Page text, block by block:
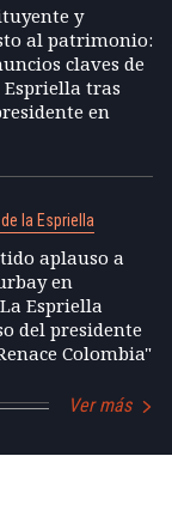
y
al patrimonio:
claves de
Espriella tras
en
la Espriella
aplauso a
en
Espriella
del presidente
Colombia"
Ver más